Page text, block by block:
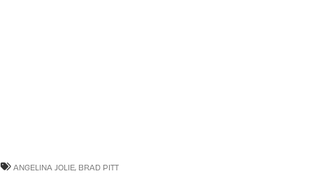
ANGELINA JOLIE, BRAD PITT